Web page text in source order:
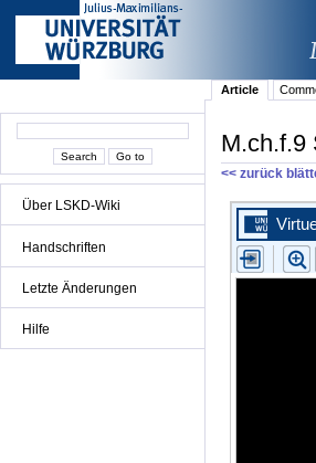
Über LSKD-Wiki
Handschriften
Letzte Änderungen
Hilfe
Article
M.ch.f.9
<< zurück